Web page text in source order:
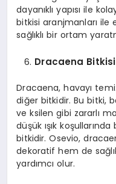
dayanıklı yapısı ile
bitkisi aranjmanları
sağlıklı bir ortam
Dracaena Bitkisi
Dracaena, havayı
diğer bitkidir. Bu bitki,
ve ksilen gibi zararlı
düşük ışık
bitkidir. Osevio,
dekoratif hem de
yardımcı olur.